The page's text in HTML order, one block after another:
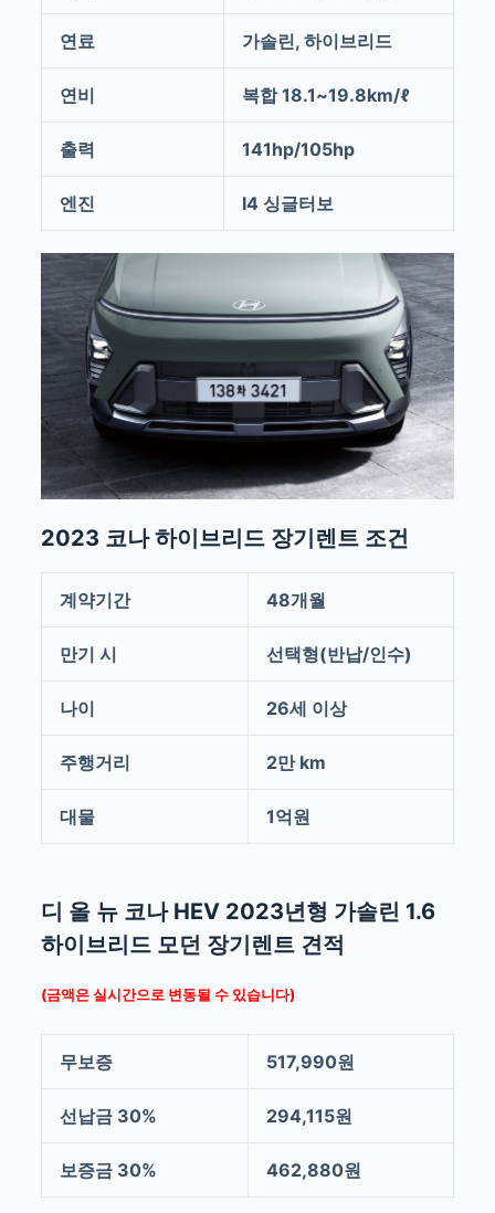
연료 가솔린, 하이브리드
연비 복합 18.1~19.8km/ℓ
출력 141hp/105hp
엔진 I4 싱글터보
2023 코나 하이브리드 장기렌트 조건
계약기간 48개월
만기 시 선택형(반납/인수)
나이 26세 이상
주행거리 2만 km
대물 1억원
디 올 뉴 코나 HEV 2023년형 가솔린 1.6
하이브리드 모던 장기렌트 견적
(금액은 실시간으로 변동될 수 있습니다)
무보증 517,990원
선납금 30% 294,115원
보증금 30% 462,880원